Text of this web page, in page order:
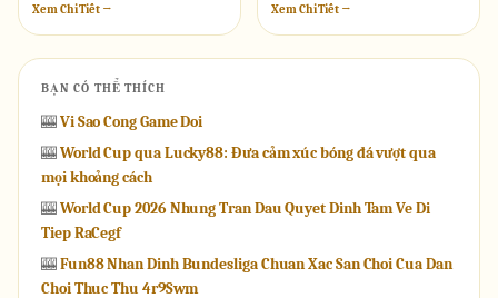
Xem Chi Tiết →
Xem Chi Tiết →
BẠN CÓ THỂ THÍCH
🎰Vi Sao Cong Game Doi
🎰World Cup qua Lucky88: Đưa cảm xúc bóng đá vượt qua
mọi khoảng cách
🎰World Cup 2026 Nhung Tran Dau Quyet Dinh Tam Ve Di
Tiep RaCegf
🎰Fun88 Nhan Dinh Bundesliga Chuan Xac San Choi Cua Dan
Choi Thuc Thu 4r9Swm